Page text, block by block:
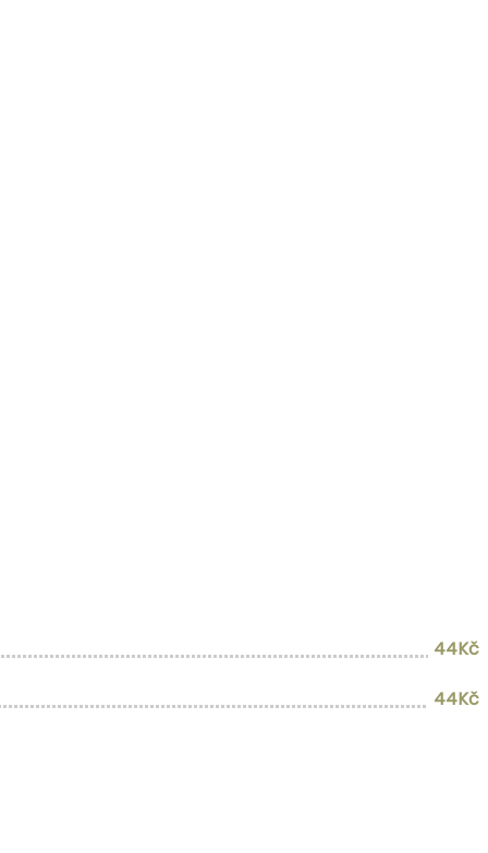
44Kč
44Kč